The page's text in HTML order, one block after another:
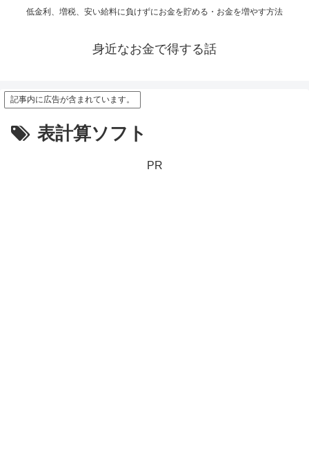
低金利、増税、安い給料に負けずにお金を貯める・お金を増やす方法
身近なお金で得する話
記事内に広告が含まれています。
表計算ソフト
PR